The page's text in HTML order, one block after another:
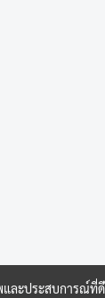
ละประสบการณ์ที่